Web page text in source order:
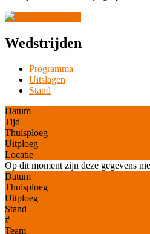
Wedstrijden
Programma
Uitslagen
Stand
Datum
Tijd
Thuisploeg
Uitploeg
Locatie
Op dit moment zijn deze gegevens
Datum
Thuisploeg
Uitploeg
Stand
#
Team